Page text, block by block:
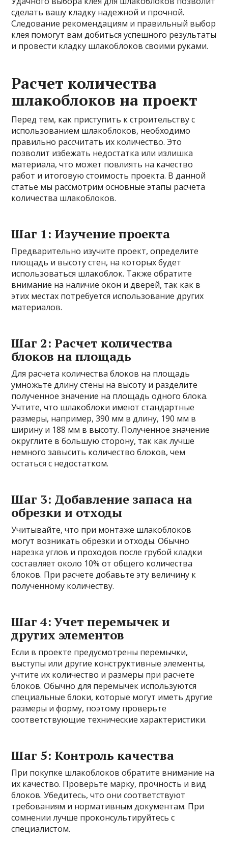
сделать вашу кладку надежной и прочной.
Следование рекомендациям и правильный выбор
клея помогут вам добиться успешного результаты
и провести кладку шлакоблоков своими руками.
Расчет количества
шлакоблоков на проект
Перед тем, как приступить к строительству с
использованием шлакоблоков, необходимо
правильно рассчитать их количество. Это
позволит избежать недостатка или излишка
материала, что может повлиять на качество
работ и итоговую стоимость проекта. В данной
статье мы рассмотрим основные этапы расчета
количества шлакоблоков.
Шаг 1: Изучение проекта
Предварительно изучите проект, определите
площадь и высоту стен, на которых будет
использоваться шлакоблок. Также обратите
внимание на наличие окон и дверей, так как в
этих местах потребуется использование других
материалов.
Шаг 2: Расчет количества
блоков на площадь
Для расчета количества блоков на площадь
умножьте длину стены на высоту и разделите
полученное значение на площадь одного блока.
Учтите, что шлакоблоки имеют стандартные
размеры, например, 390 мм в длину, 190 мм в
ширину и 188 мм в высоту. Полученное значение
округлите в большую сторону, так как лучше
немного завысить количество блоков, чем
остаться с недостатком.
Шаг 3: Добавление запаса на
обрезки и отходы
Учитывайте, что при монтаже шлакоблоков
могут возникать обрезки и отходы. Обычно
нарезка углов и проходов после грубой кладки
составляет около 10% от общего количества
блоков. При расчете добавьте эту величину к
полученному количеству.
Шаг 4: Учет перемычек и
других элементов
Если в проекте предусмотрены перемычки,
выступы или другие конструктивные элементы,
учтите их количество и размеры при расчете
блоков. Обычно для перемычек используются
специальные блоки, которые могут иметь другие
размеры и форму, поэтому проверьте
соответствующие технические характеристики.
Шаг 5: Контроль качества
При покупке шлакоблоков обратите внимание на
их качество. Проверьте марку, прочность и вид
блоков. Убедитесь, что они соответствуют
требованиям и нормативным документам. При
сомнении лучше проконсультируйтесь с
специалистом.